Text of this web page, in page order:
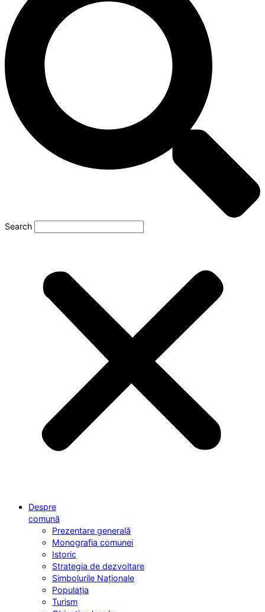
Search
Despre
comună
Prezentare generală
Monografia comunei
Istoric
Strategia de dezvoltare
Simbolurile Naționale
Populația
Turism